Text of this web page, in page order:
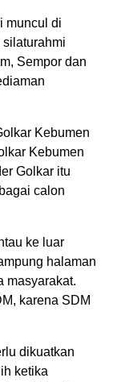
muncul di
Sempor dan
Kebumen
Kebumen
Golkar itu
calon
ke luar
halaman
masyarakat.
karena SDM
dikuatkan
ketika